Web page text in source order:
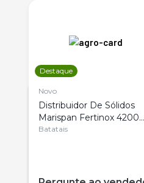
Destaque
Novo
Distribuidor De Sólidos
Marispan Fertinox 4200
Citrus
Batatais